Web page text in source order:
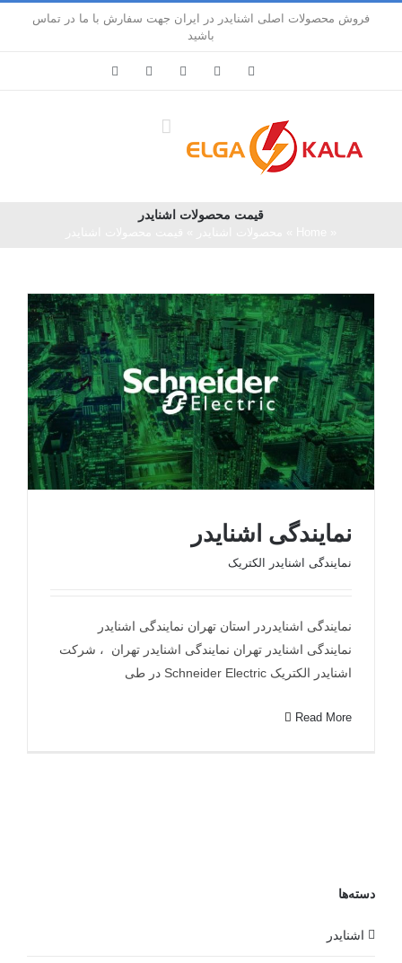
فروش محصولات اصلی اشنایدر در ایران جهت سفارش با ما در تماس
باشید
Facebook
Instagram
Pinterest
قیمت محصولات اشنایدر
نمایندگی اشنایدر
نمایندگی اشنایدر
نمایندگی اشنایدر الکتریک
نمایندگی اشنایدردر استان تهران نمایندگی اشنایدر
نمایندگی اشنایدر تهران نمایندگی اشنایدر تهران ، شرکت
اشنایدر الکتریک Schneider Electric در طی
Read More
دسته‌ها
اشنایدر